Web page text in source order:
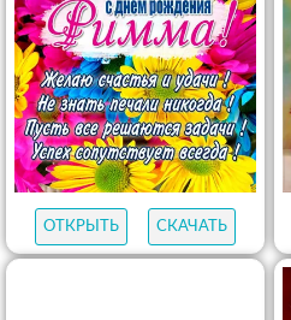
ОТКРЫТЬ СКАЧАТЬ